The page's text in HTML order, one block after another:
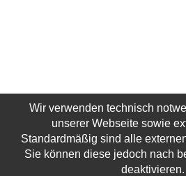
Wir verwenden technisch
unserer Webseite sowie
Standardmäßig sind alle
Sie können diese jedoch nach
deaktivieren.